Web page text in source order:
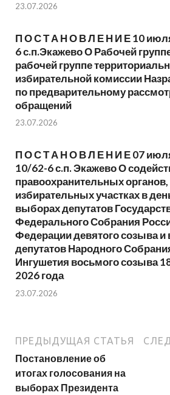
23.07.2026
П О С Т А Н О В Л Е Н И Е 10
6 с.п.Экажево О Рабочей
рабочей группе
избирательной комиссии
по предварительному
обращений
23.07.2026
П О С Т А Н О В Л Е Н И Е 07
10/62-6 с.п. Экажево О
правоохранительных
избирательных участках в
выборах депутатов
Федерального Собрания
Федерации девятого созыва
депутатов Народного
Ингушетия восьмого созыва
2026 года
23.07.2026
ПРЕДЫДУЩАЯ СТАТЬЯ
Постановление об
итогах голосования на
выборах Президента